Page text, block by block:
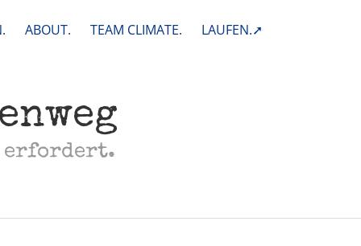
ABOUT. TEAM CLIMATE. LAUFEN.➚
erfordert.